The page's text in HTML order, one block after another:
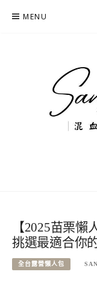
MENU
【2025苗栗懶
挑選最適合你
全台露營懶人包